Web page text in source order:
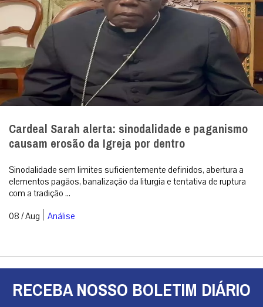
Cardeal Sarah alerta: sinodalidade e paganismo
causam erosão da Igreja por dentro
Sinodalidade sem limites suficientemente definidos, abertura a
elementos pagãos, banalização da liturgia e tentativa de ruptura
com a tradição ...
08 / Aug | Análise
RECEBA NOSSO BOLETIM DIÁRIO